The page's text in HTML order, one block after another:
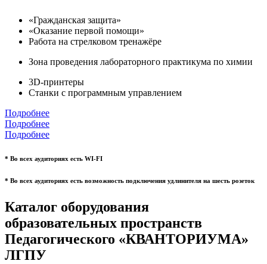
«Гражданская защита»
«Оказание первой помощи»
Работа на стрелковом тренажёре
Зона проведения лабораторного практикума по химии
3D-принтеры
Станки с программным управлением
Подробнее
Подробнее
Подробнее
* Во всех аудиториях есть WI-FI
* Во всех аудиториях есть возможность подключения удлинителя на шесть розеток
Каталог оборудования
образовательных пространств
Педагогического «КВАНТОРИУМА»
ЛГПУ